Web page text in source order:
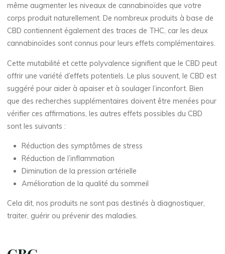
même augmenter les niveaux de cannabinoïdes que votre
corps produit naturellement. De nombreux produits à base de
CBD contiennent également des traces de THC, car les deux
cannabinoïdes sont connus pour leurs effets complémentaires.
Cette mutabilité et cette polyvalence signifient que le CBD peut
offrir une variété d’effets potentiels. Le plus souvent, le CBD est
suggéré pour aider à apaiser et à soulager l’inconfort. Bien
que des recherches supplémentaires doivent être menées pour
vérifier ces affirmations, les autres effets possibles du CBD
sont les suivants :
Réduction des symptômes de stress
Réduction de l’inflammation
Diminution de la pression artérielle
Amélioration de la qualité du sommeil
Cela dit, nos produits ne sont pas destinés à diagnostiquer,
traiter, guérir ou prévenir des maladies.